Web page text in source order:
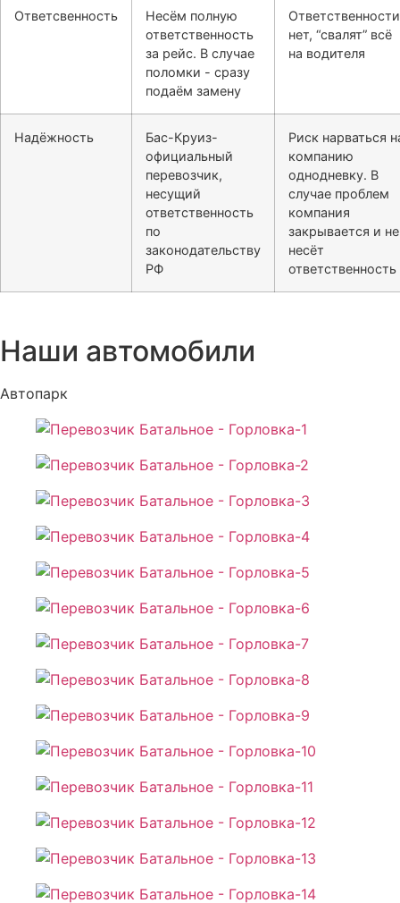
Ответсвенность
Несём полную
ответственность
за рейс. В случае
поломки - сразу
подаём замену
Ответственности
нет, “свалят” всё
на водителя
Надёжность
Бас-Круиз-
официальный
перевозчик,
несущий
ответственность
по
законодательству
РФ
Риск нарваться
компанию
однодневку. В
случае проблем
компания
закрывается и не
несёт
ответственность
Наши автомобили
Автопарк